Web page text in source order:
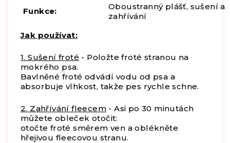
Funkce:
Oboustranný plášť, sušení a
zahřívání
Jak používat:
1. Sušení froté - Položte froté stranou na
mokrého psa.
Bavlněné froté odvádí vodu od psa a
absorbuje vlhkost, takže pes rychle schne.
2. Zahřívání fleecem - Asi po 30 minutách
můžete obleček otočit:
otočte froté směrem ven a oblékněte
hřejivou fleecovou stranu.